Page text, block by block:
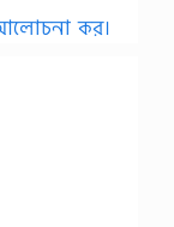
আলোচনা কর।